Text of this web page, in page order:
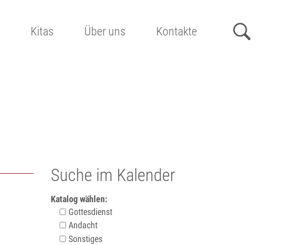
Kitas Über uns Kontakte
Suche im Kalender
Katalog wählen:
Gottesdienst
Andacht
Sonstiges